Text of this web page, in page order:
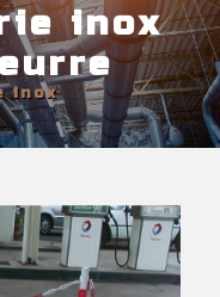
inox
inox